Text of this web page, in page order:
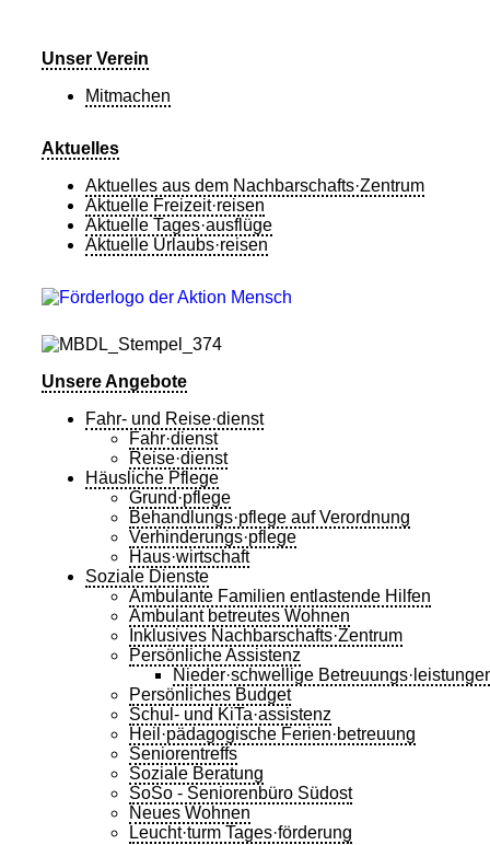
Unser Verein
Mitmachen
Aktuelles
Aktuelles aus dem Nachbarschafts·Zentrum
Aktuelle Freizeit·reisen
Aktuelle Tages·ausflüge
Aktuelle Urlaubs·reisen
Unsere Angebote
Fahr- und Reise·dienst
Fahr·dienst
Reise·dienst
Häusliche Pflege
Grund·pflege
Behandlungs·pflege auf Verordnung
Verhinderungs·pflege
Haus·wirtschaft
Soziale Dienste
Ambulante Familien entlastende Hilfen
Ambulant betreutes Wohnen
Inklusives Nachbarschafts·Zentrum
Persönliche Assistenz
Nieder·schwellige
Persönliches Budget
Schul- und KiTa·assistenz
Heil·pädagogische Ferien·betreuung
Seniorentreffs
Soziale Beratung
SoSo - Seniorenbüro Südost
Neues Wohnen
Leucht·turm Tages·förderung